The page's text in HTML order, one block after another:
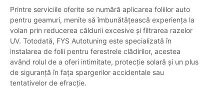
Printre serviciile oferite se numără aplicarea foliilor auto
pentru geamuri, menite să îmbunătățească experiența la
volan prin reducerea căldurii excesive și filtrarea razelor
UV. Totodată, FYS Autotuning este specializată în
instalarea de folii pentru ferestrele clădirilor, acestea
având rolul de a oferi intimitate, protecție solară și un plus
de siguranță în fața spargerilor accidentale sau
tentativelor de efracție.